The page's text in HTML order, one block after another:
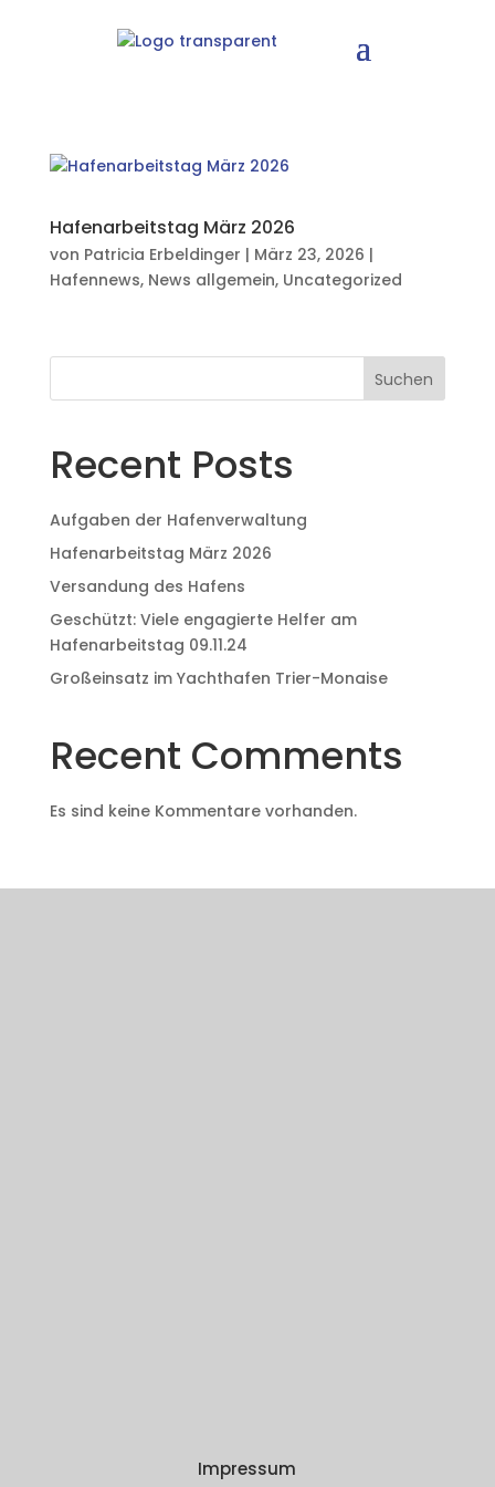
Hafenarbeitstag März 2026
von Patricia Erbeldinger | März 23, 2026 |
Hafennews, News allgemein, Uncategorized
Suchen
Recent Posts
Aufgaben der Hafenverwaltung
Hafenarbeitstag März 2026
Versandung des Hafens
Geschützt: Viele engagierte Helfer am
Hafenarbeitstag 09.11.24
Großeinsatz im Yachthafen Trier-Monaise
Recent Comments
Es sind keine Kommentare vorhanden.
Impressum